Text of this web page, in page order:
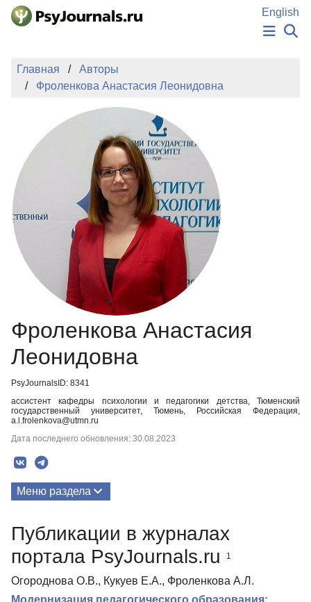
Перейти к основному содержанию
English
ИЗДАНИЯ
ПОДАТЬ РУКОПИСЬ
БАЗА ЗНАНИЙ
КЛЮЧЕВЫЕ СЛОВА
Регистрация
Главная
Авторы
Фроленкова Анастасия Леонидовна
Фроленкова Анастасия
Леонидовна
PsyJournalsID: 8341
ассистент кафедры психологии и педагогики детства, Тюменский
государственный университет, Тюмень, Российская Федерация,
a.l.frolenkova@utmn.ru
Дата последнего обновления: 30.08.2023
Меню раздела
Публикации в журналах
портала PsyJournals.ru
1
Огороднова О.В., Кукуев Е.А., Фроленкова А.Л.
Модернизация педагогического образования: